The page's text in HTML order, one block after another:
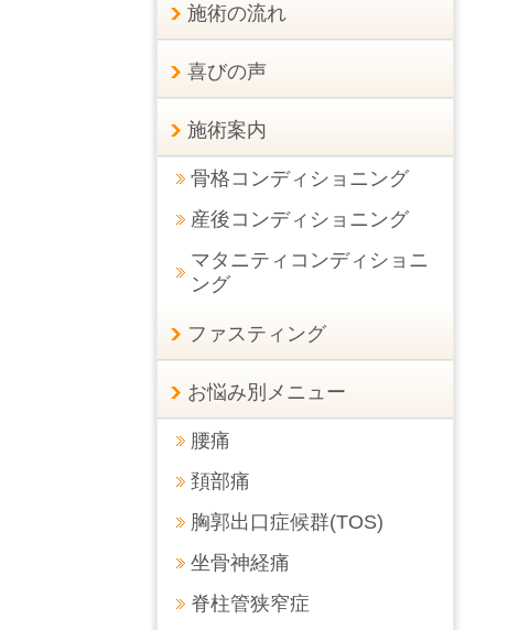
施術の流れ
喜びの声
施術案内
骨格コンディショニング
産後コンディショニング
マタニティコンディショニ
ング
ファスティング
お悩み別メニュー
腰痛
頚部痛
胸郭出口症候群(TOS)
坐骨神経痛
脊柱管狭窄症